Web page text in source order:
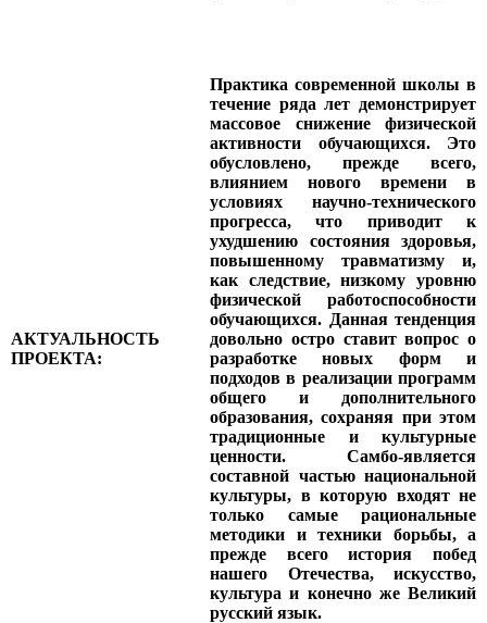
АКТУАЛЬНОСТЬ
ПРОЕКТА:
Практика современной школы в
течение ряда лет демонстрирует
массовое снижение физической
активности обучающихся. Это
обусловлено, прежде всего,
влиянием нового времени в
условиях научно-технического
прогресса, что приводит к
ухудшению состояния здоровья,
повышенному травматизму и,
как следствие, низкому уровню
физической работоспособности
обучающихся. Данная тенденция
довольно остро ставит вопрос о
разработке новых форм и
подходов в реализации программ
общего и дополнительного
образования, сохраняя при этом
традиционные и культурные
ценности. Самбо-является
составной частью национальной
культуры, в которую входят не
только самые рациональные
методики и техники борьбы, а
прежде всего история побед
нашего Отечества, искусство,
культура и конечно же Великий
русский язык.